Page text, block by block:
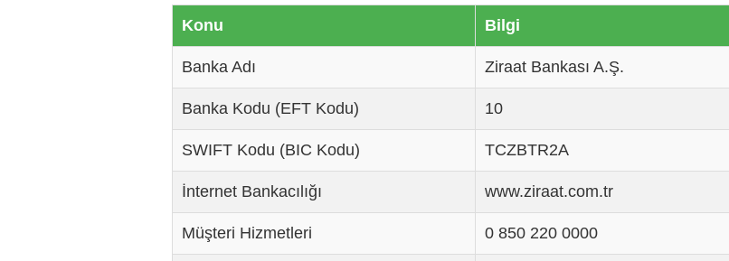
Konu Bilgi
Banka Adı Ziraat Bankası A.Ş.
Banka Kodu (EFT Kodu) 10
SWIFT Kodu (BIC Kodu) TCZBTR2A
İnternet Bankacılığı www.ziraat.com.tr
Müşteri Hizmetleri 0 850 220 0000